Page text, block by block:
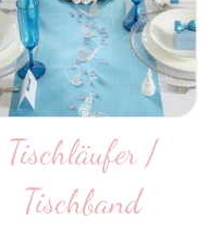
Tischläufer /
Tischband